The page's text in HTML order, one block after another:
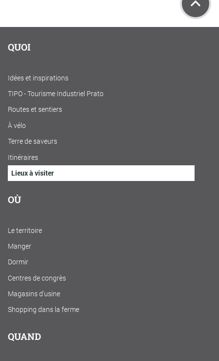
QUOI
Idées et inspirations
TIPO - Tourisme Industriel Prato
Routes et sentiers
À vélo
Terre de saveurs
Itinéraires
Lieux à visiter
OÙ
Le territoire
Manger
Dormir
Centres de congrès
Magasins d'usine
Shopping dans la ferme
QUAND